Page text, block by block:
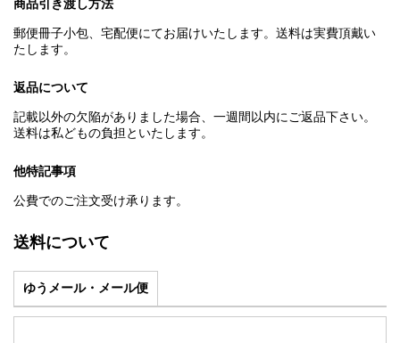
商品引き渡し方法
郵便冊子小包、宅配便にてお届けいたします。送料は実費頂戴い
たします。
返品について
記載以外の欠陥がありました場合、一週間以内にご返品下さい。
送料は私どもの負担といたします。
他特記事項
公費でのご注文受け承ります。
送料について
ゆうメール・メール便